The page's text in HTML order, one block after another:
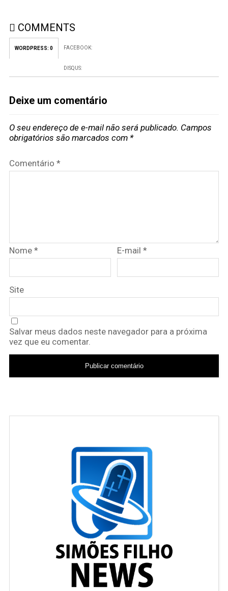
COMMENTS
WORDPRESS: 0 FACEBOOK:
DISQUS:
Deixe um comentário
O seu endereço de e-mail não será publicado. Campos
obrigatórios são marcados com *
Comentário *
Nome * E-mail*
Site
Salvar meus dados neste navegador para a próxima
vez que eu comentar.